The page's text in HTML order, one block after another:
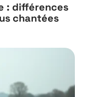
: différences
chantées